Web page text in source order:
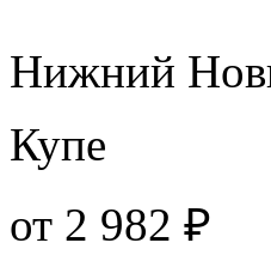
Нижний
Купе
от 2 982 ₽